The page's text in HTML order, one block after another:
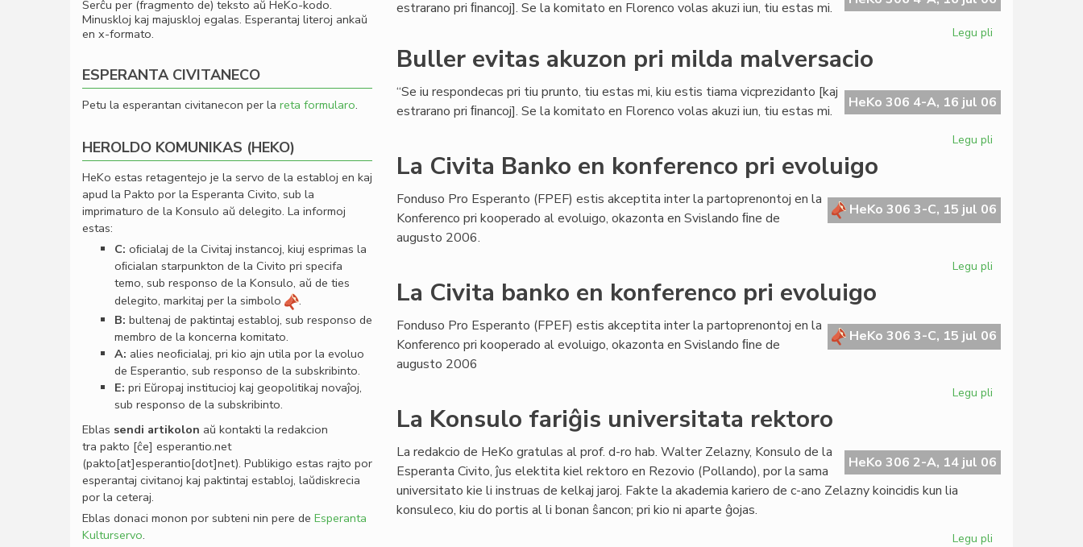
estrarano pri ﬁnancoj]. Se la komitato en Florenco volas akuzi iun, tiu estas mi.
Legu pli
pri
milda
Buller evitas akuzon pri milda malversacio
HeKo 306 4-A, 16 jul 06
“Se iu respondecas pri tiu prunto, tiu estas mi, kiu estis tiama vicprezidanto [kaj
estrarano pri ﬁnancoj]. Se la komitato en Florenco volas akuzi iun, tiu estas mi.
Legu pli
pri
milda
La Civita Banko en konferenco pri evoluigo
HeKo 306 3-C, 15 jul 06
Fonduso Pro Esperanto (FPEF) estis akceptita inter la partoprenontoj en la
Konferenco pri kooperado al evoluigo, okazonta en Svislando ﬁne de
augusto 2006.
Legu pli
en
konferenco
La Civita banko en konferenco pri evoluigo
HeKo 306 3-C, 15 jul 06
Fonduso Pro Esperanto (FPEF) estis akceptita inter la partoprenontoj en la
Konferenco pri kooperado al evoluigo, okazonta en Svislando ﬁne de
augusto 2006
Legu pli
en
konferenco
La Konsulo fariĝis universitata rektoro
HeKo 306 2-A, 14 jul 06
La redakcio de HeKo gratulas al prof. d-ro hab. Walter Zelazny, Konsulo de la
Esperanta Civito, ĵus elektita kiel rektoro en Rezovio (Pollando), por la sama
universitato kie li instruas de kelkaj jaroj. Fakte la akademia kariero de c-ano Zelazny koincidis kun lia
konsuleco, kiu do portis al li bonan ŝancon; pri kio ni aparte ĝojas.
Legu pli
Serĉu per (fragmento de) teksto aŭ HeKo-kodo.
Minuskloj kaj majuskloj egalas. Esperantaj literoj ankaŭ
en x-formato.
ESPERANTA CIVITANECO
Petu la esperantan civitanecon per la reta formularo.
HEROLDO KOMUNIKAS (HEKO)
HeKo estas retagentejo je la servo de la establoj en kaj
apud la Pakto por la Esperanta Civito, sub la
imprimaturo de la Konsulo aŭ delegito. La informoj
estas:
C: oﬁcialaj de la Civitaj instancoj, kiuj esprimas la
oﬁcialan starpunkton de la Civito pri specifa
temo, sub responso de la Konsulo, aŭ de ties
delegito, markitaj per la simbolo
.
B: bultenaj de paktintaj establoj, sub responso de
membro de la koncerna komitato.
A: alies neoﬁcialaj, pri kio ajn utila por la evoluo
de Esperantio, sub responso de la subskribinto.
E: pri Eŭropaj institucioj kaj geopolitikaj novaĵoj,
sub responso de la subskribinto.
Eblas sendi artikolon aŭ kontakti la redakcion
tra pakto [ĉe] esperantio.net
(pakto[at]esperantio[dot]net). Publikigo estas rajto por
esperantaj civitanoj kaj paktintaj establoj, laŭdiskrecia
por la ceteraj.
Eblas donaci monon por subteni nin pere de Esperanta
Kulturservo.